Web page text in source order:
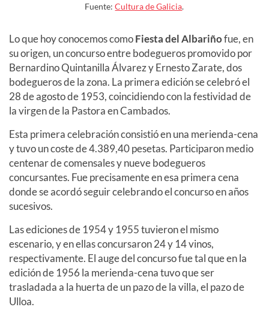
Fuente:Cultura de Galicia.
Lo que hoy conocemos comoFiesta del Albariñofue, en
su origen, un concurso entre bodegueros promovido por
Bernardino Quintanilla Álvarez y Ernesto Zarate, dos
bodegueros de la zona. La primera edición se celebró el
28 de agosto de 1953, coincidiendo con la festividad de
la virgen de la Pastora en Cambados.
Esta primera celebración consistió en una merienda-cena
y tuvo un coste de 4.389,40 pesetas. Participaron medio
centenar de comensales y nueve bodegueros
concursantes. Fue precisamente en esa primera cena
donde se acordó seguir celebrando el concurso en años
sucesivos.
Las ediciones de 1954 y 1955 tuvieron el mismo
escenario, y en ellas concursaron 24 y 14 vinos,
respectivamente. El auge del concurso fue tal que en la
edición de 1956 la merienda-cena tuvo que ser
trasladada a la huerta de un pazo de la villa, el pazo de
Ulloa.